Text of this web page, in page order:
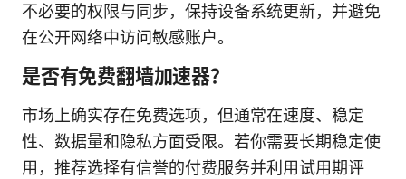
不必要的权限与同步，保持设备系统更新，并避免
在公开网络中访问敏感账户。
是否有免费翻墙加速器？
市场上确实存在免费选项，但通常在速度、稳定
性、数据量和隐私方面受限。若你需要长期稳定使
用，推荐选择有信誉的付费服务并利用试用期评